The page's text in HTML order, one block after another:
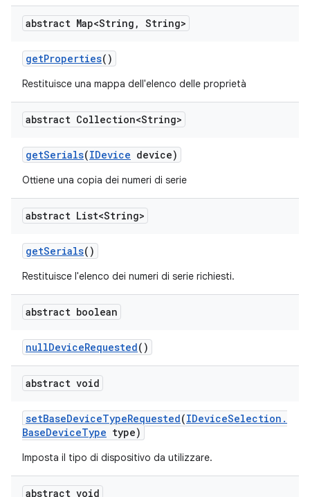
abstract Map<String , String>
getProperties()
Restituisce una mappa dell'elenco delle proprietà
abstract Collection<String>
getSerials(IDevice device)
Ottiene una copia dei numeri di serie
abstract List<String>
getSerials()
Restituisce l'elenco dei numeri di serie richiesti.
abstract boolean
nullDeviceRequested()
abstract void
setBaseDeviceTypeRequested(IDeviceSelection .
BaseDeviceType type)
Imposta il tipo di dispositivo da utilizzare.
abstract void